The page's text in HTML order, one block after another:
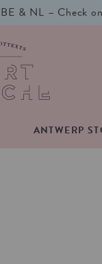
& NL – Check
ANTWERP